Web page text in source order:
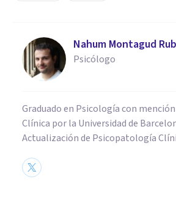
Nahum Montagud
Psicólogo
Graduado en Psicología con
Clínica por la Universidad de
Actualización de Psicopatología